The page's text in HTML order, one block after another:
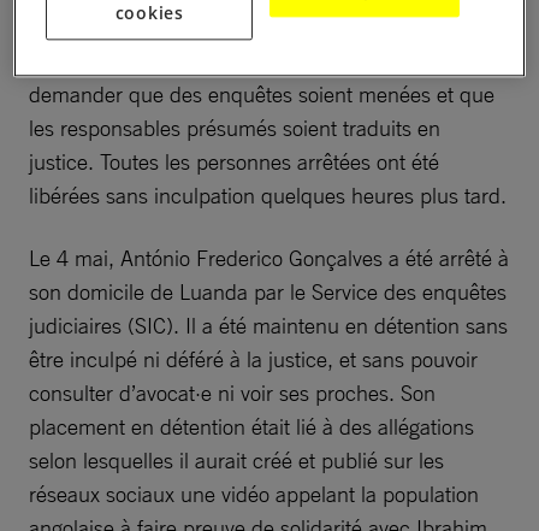
députés avaient rencontré le gouverneur de Cuanza-
demander que des enquêtes soient menées et que
les responsables présumés soient traduits en
justice. Toutes les personnes arrêtées ont été
libérées sans inculpation quelques heures plus tard.
Le 4 mai, António Frederico Gonçalves a été arrêté à
son domicile de Luanda par le Service des enquêtes
judiciaires (SIC). Il a été maintenu en détention sans
être inculpé ni déféré à la justice, et sans pouvoir
consulter d’avocat·e ni voir ses proches. Son
placement en détention était lié à des allégations
selon lesquelles il aurait créé et publié sur les
réseaux sociaux une vidéo appelant la population
cookies